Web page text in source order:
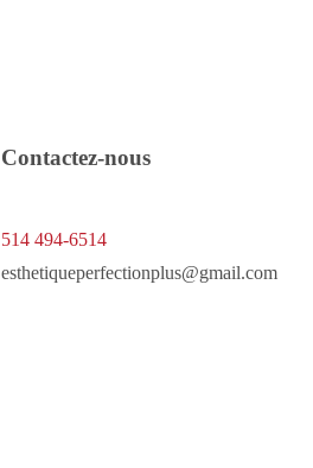
Contactez-nous
514 494-6514
esthetiqueperfectionplus@gmail.com